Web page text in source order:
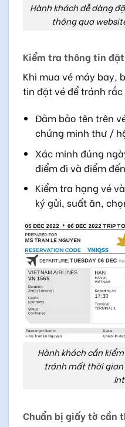
Hành khách dễ dàng
thông qua
Kiểm tra thông tin
Khi mua vé máy bay,
tin đặt vé để tránh
Đảm bảo tên trên
chứng minh thư /
Xác minh đúng
điểm đi và điểm
Kiểm tra hạng vé
ký gửi, suất ăn,
Hành khách cần
tránh mất thời
Chuẩn bị giấy tờ cần